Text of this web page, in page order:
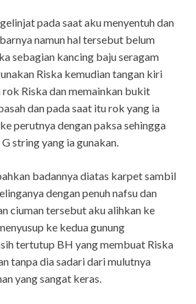
pada saat aku menyentuh dan
namun hal tersebut belum
sebagian kancing baju seragam
Riska kemudian tangan kiri
rok Riska dan memainkan bukit
dan pada saat itu rok yang ia
perutnya dengan paksa sehingga
string yang ia gunakan.
badannya diatas karpet sambil
dengan penuh nafsu dan
ciuman tersebut aku alihkan ke
ke kedua gunung
tertutup BH yang membuat Riska
tanpa dia sadari dari mulutnya
yang sangat keras.